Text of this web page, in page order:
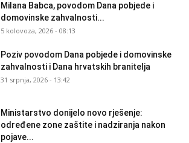
Milana Babca, povodom Dana pobjede i
domovinske zahvalnosti...
5 kolovoza, 2026 - 08:13
Poziv povodom Dana pobjede i domovinske
zahvalnosti i Dana hrvatskih branitelja
31 srpnja, 2026 - 13:42
Ministarstvo donijelo novo rješenje:
određene zone zaštite i nadziranja nakon
pojave...